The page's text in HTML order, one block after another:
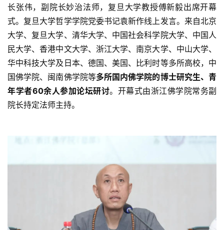
长张伟，副院长妙治法师，复旦大学教授傅新毅出席开幕
式。复旦大学哲学学院党委书记袁新作线上发言。 来自北京
大学、复旦大学、清华大学、中国社会科学院大学、中国人
民大学、香港中文大学、浙江大学、南京大学、中山大学、
华中科技大学及日本、德国、美国、比利时等多所高校，中
国佛学院、闽南佛学院等多所国内佛学院的博士研究生、青
年学者60余人参加论坛研讨。开幕式由浙江佛学院常务副
院长持定法师主持。